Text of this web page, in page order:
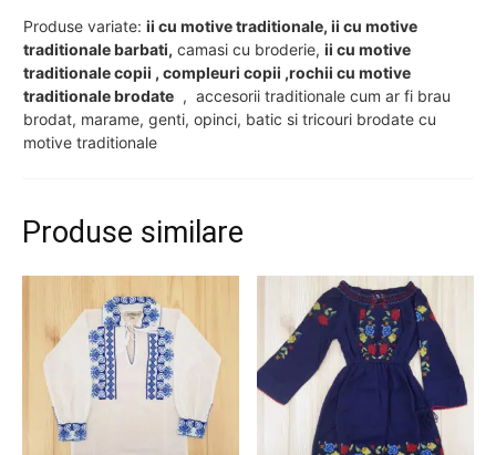
Produse variate: ii cu motive traditionale, ii cu motive
traditionale barbati, camasi cu broderie, ii cu motive
traditionale copii , compleuri copii ,rochii cu motive
traditionale brodate , accesorii traditionale cum ar fi brau
brodat, marame, genti, opinci, batic si tricouri brodate cu
motive traditionale
Produse similare